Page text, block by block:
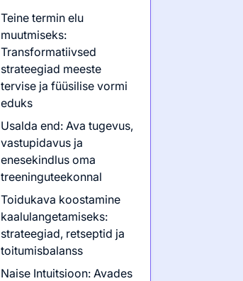
Teine termin elu
muutmiseks:
Transformatiivsed
strateegiad meeste
tervise ja füüsilise vormi
eduks
Usalda end: Ava tugevus,
vastupidavus ja
enesekindlus oma
treeninguteekonnal
Toidukava koostamine
kaalulangetamiseks:
strateegiad, retseptid ja
toitumisbalanss
Naise Intuitsioon: Avades